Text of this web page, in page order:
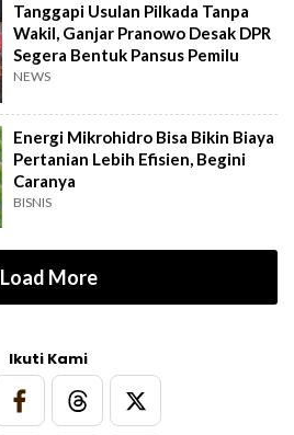
Tanggapi Usulan Pilkada Tanpa
Wakil, Ganjar Pranowo Desak DPR
Segera Bentuk Pansus Pemilu
NEWS
Energi Mikrohidro Bisa Bikin Biaya
Pertanian Lebih Efisien, Begini
Caranya
BISNIS
Load More
Ikuti Kami